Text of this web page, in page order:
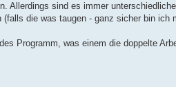
Allerdings sind es immer
(falls die was taugen - ganz sicher bin ich
Programm, was einem die doppelte